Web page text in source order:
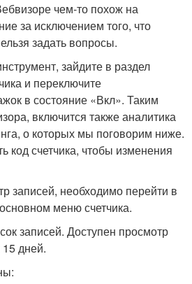
чем-то похож на
за исключением того, что
задать вопросы.
зайдите в раздел
и переключите
в состояние «Вкл». Таким
включится также аналитика
о которых мы поговорим ниже.
код счетчика, чтобы изменения
записей, необходимо перейти в
меню счетчика.
записей. Доступен просмотр
дней.